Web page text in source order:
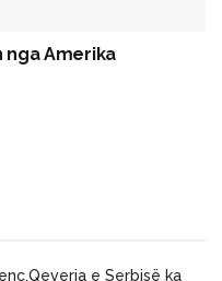
nga Amerika
e Serbisë ka